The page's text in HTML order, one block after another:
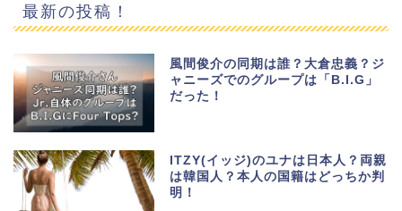
最新の投稿！
風間俊介の同期は誰？大倉忠義？ジ
ャニーズでのグループは「B.I.G」
だった！
ITZY(イッジ)のユナは日本人？両親
は韓国人？本人の国籍はどっちか判
明！